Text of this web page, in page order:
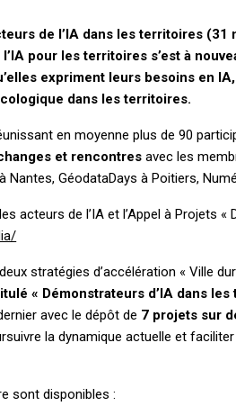
de l’IA dans les territoires
pour les territoires s’est à
expriment leurs besoins en
dans les territoires.
en moyenne plus de 90
et rencontresavec les
GéodataDays à Poitiers,
acteurs de l’IA et l’Appel à Projets
stratégies d’accélération « Ville
« Démonstrateurs d’IA dans
avec le dépôt de 7 projets sur
la dynamique actuelle et
sont disponibles :